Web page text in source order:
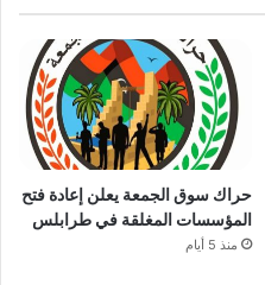
حراك سوق الجمعة يعلن إعادة فتح
المؤسسات المغلقة في طرابلس
منذ 5 أيام